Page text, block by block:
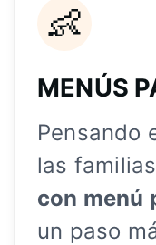
👶
MENÚS
Pensando
las
con menú
un paso